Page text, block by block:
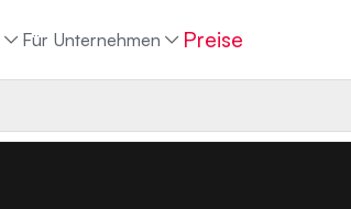
Für Unternehmen Preise